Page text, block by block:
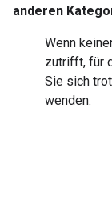
anderen
Wenn
zutrifft, für
Sie sich
wenden.